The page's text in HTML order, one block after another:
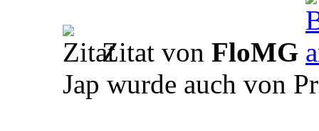
Zitat von FloMG
Jap wurde auch von